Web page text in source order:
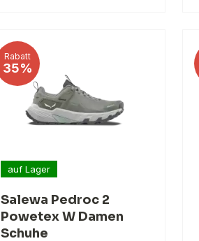
Rabatt
35%
auf Lager
Salewa Pedroc 2
Powetex W Damen
Schuhe